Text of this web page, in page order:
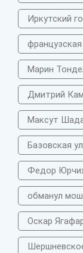
Иркутский
Марин
Дмитрий
Максут
Базовская
Федор
обманул
Оскар